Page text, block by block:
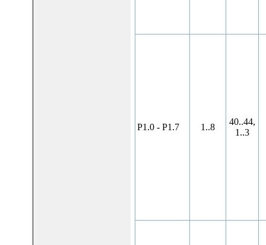
P1.0 - P1.7 1..8
40..44,
1..3